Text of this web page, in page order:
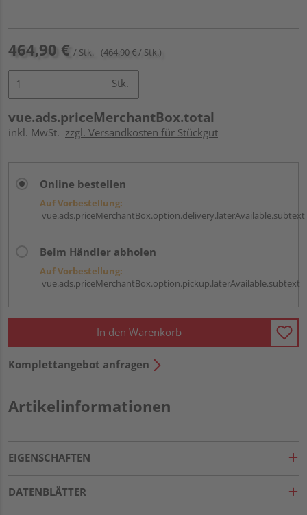
464,90 € / Stk. (464,90 € / Stk.)
Stk.
vue.ads.priceMerchantBox.total
inkl. MwSt. zzgl. Versandkosten für Stückgut
Online bestellen
Auf Vorbestellung:
vue.ads.priceMerchantBox.option.delivery.laterAvailable.subtext
Beim Händler abholen
Auf Vorbestellung:
vue.ads.priceMerchantBox.option.pickup.laterAvailable.subtext
In den Warenkorb
Komplettangebot anfragen
Artikelinformationen
EIGENSCHAFTEN
DATENBLÄTTER